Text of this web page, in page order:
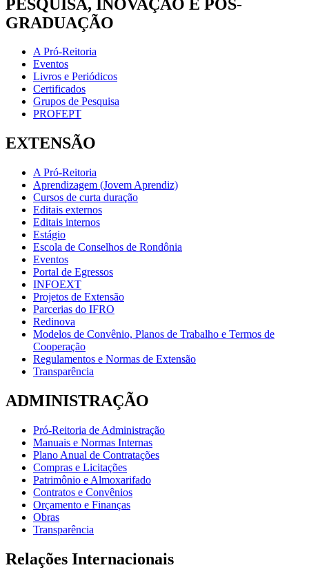
PESQUISA, INOVAÇÃO E PÓS-
GRADUAÇÃO
A Pró-Reitoria
Eventos
Livros e Periódicos
Certificados
Grupos de Pesquisa
PROFEPT
EXTENSÃO
A Pró-Reitoria
Aprendizagem (Jovem Aprendiz)
Cursos de curta duração
Editais externos
Editais internos
Estágio
Escola de Conselhos de Rondônia
Eventos
Portal de Egressos
INFOEXT
Projetos de Extensão
Parcerias do IFRO
Redinova
Modelos de Convênio, Planos de Trabalho e Termos de
Cooperação
Regulamentos e Normas de Extensão
Transparência
ADMINISTRAÇÃO
Pró-Reitoria de Administração
Manuais e Normas Internas
Plano Anual de Contratações
Compras e Licitações
Patrimônio e Almoxarifado
Contratos e Convênios
Orçamento e Finanças
Obras
Transparência
Relações Internacionais